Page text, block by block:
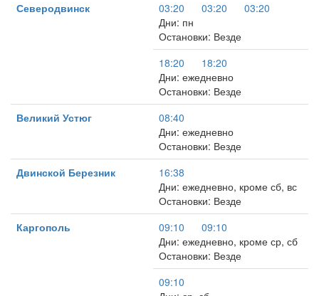
Северодвинск
03:20 03:20
03:20
Дни: пн
Остановки: Везде
18:20
18:20
Дни: ежедневно
Остановки: Везде
Великий Устюг
08:40
Дни: ежедневно
Остановки: Везде
Двинской Березник
16:38
Дни: ежедневно, кроме сб, вс
Остановки: Везде
Каргополь
09:10
09:10
Дни: ежедневно, кроме ср, сб
Остановки: Везде
09:10